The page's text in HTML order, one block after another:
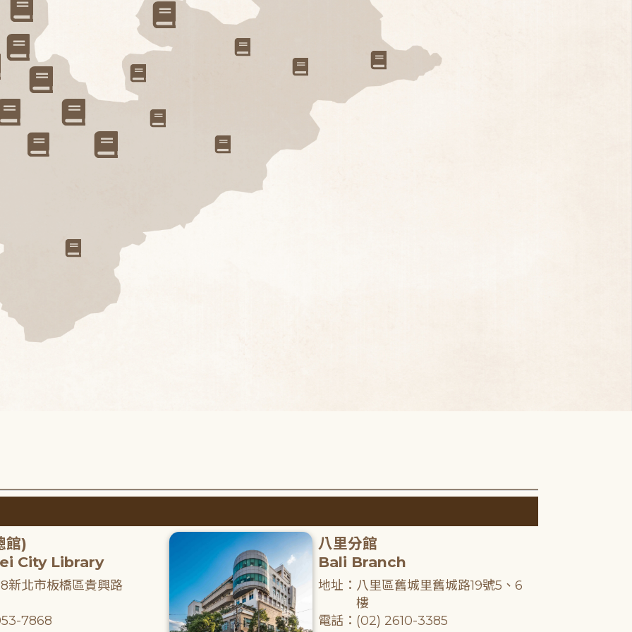
館)
City Library
新北市板橋區貴興路
7868
八里分館
Bali Branch
地址：八里區舊城里舊城路19號5、6
樓
電話：(02) 2610-3385